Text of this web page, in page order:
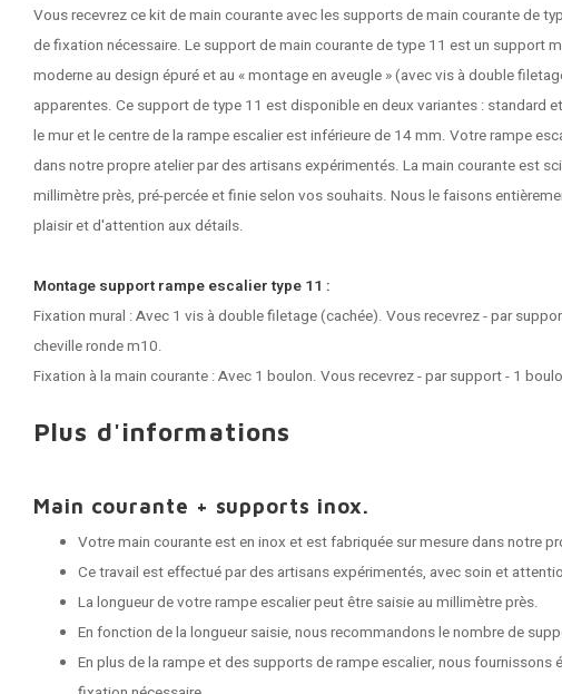
Vous recevrez ce kit de main courante avec les supports de main courante de
de fixation nécessaire. Le support de main courante de type 11 est un support
moderne au design épuré et au « montage en aveugle » (avec vis à double
apparentes. Ce support de type 11 est disponible en deux variantes : standard
le mur et le centre de la rampe escalier est inférieure de 14 mm. Votre rampe
dans notre propre atelier par des artisans expérimentés. La main courante est
millimètre près, pré-percée et finie selon vos souhaits. Nous le faisons
plaisir et d'attention aux détails.
Montage support rampe escalier type 11 :
Fixation mural : Avec 1 vis à double filetage (cachée). Vous recevrez - par
cheville ronde m10.
Fixation à la main courante : Avec 1 boulon. Vous recevrez - par support - 1
Plus d'informations
Main courante + supports inox.
Votre main courante est en inox et est fabriquée sur mesure dans notre
Ce travail est effectué par des artisans expérimentés, avec soin et
La longueur de votre rampe escalier peut être saisie au millimètre près.
En fonction de la longueur saisie, nous recommandons le nombre de
En plus de la rampe et des supports de rampe escalier, nous